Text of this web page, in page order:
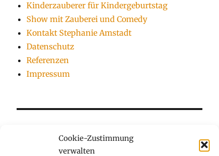
Cookie-Zustimmung
verwalten
Kinderzauberer für Kindergeburtstag
Show mit Zauberei und Comedy
Kontakt Stephanie Amstadt
Datenschutz
Referenzen
Impressum